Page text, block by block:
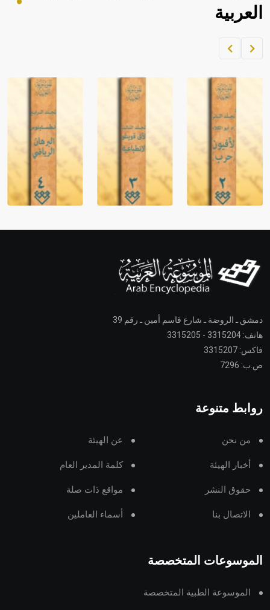
العربية
دمشق ـ الروضة ـ شارع قاسم أمين ـ رقم 39
هاتف: 3315204 - 3315205
فاكس: 3315207
ص.ب: 7296
روابط متنوعة
من نحن عن الهيئة
أخبار الهيئة كلمة المدير العام
حقوق النشر مواقع ذات صلة
الاتصال بنا أسماء العاملين
الموسوعات المتخصصة
الموسوعة الطبية المتخصصة